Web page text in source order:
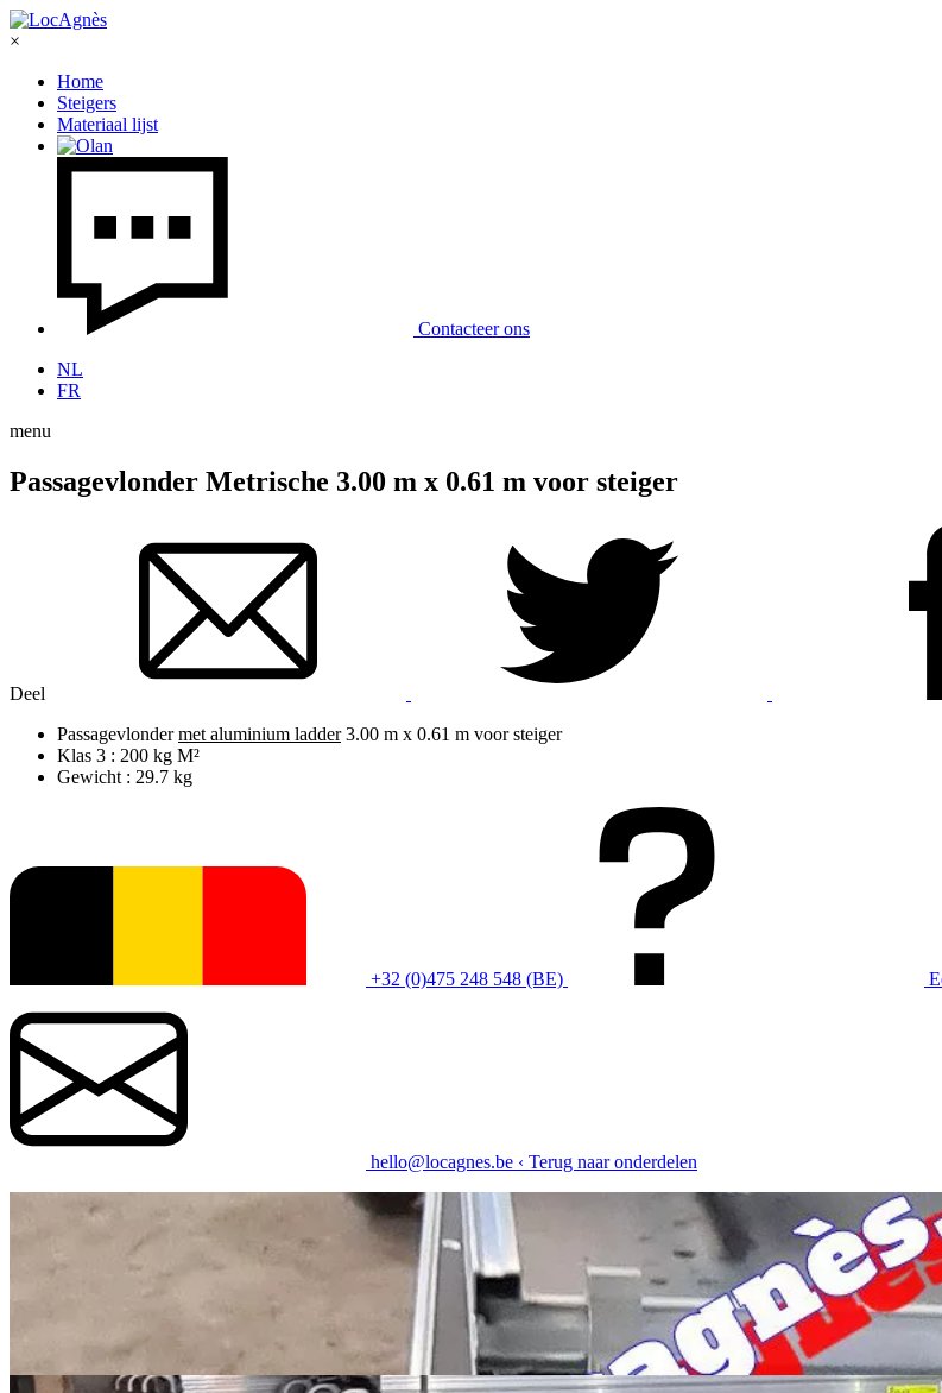
×
Home
Steigers
Materiaal lijst
Contacteer ons
NL
FR
menu
Passagevlonder Metrische 3.00 m x 0.61 m voor steiger
Deel
Passagevlondermet aluminium ladder3.00 m x 0.61 m voor steiger
Klas 3 : 200 kg M²
Gewicht : 29.7 kg
+32 (0)475 248 548 (BE)
hello@locagnes.be ‹ Terug naar onderdelen